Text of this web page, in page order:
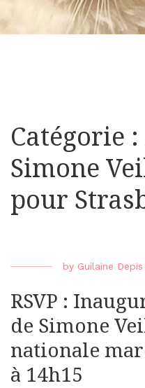
Catégorie :
Simone
pour
by Guilaine Depis
RSVP :
de Simone
nationale
à 14h15